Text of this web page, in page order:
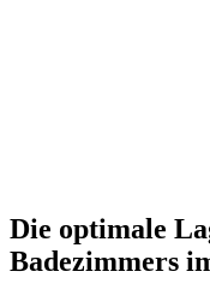
Die optimale
Badezimmers